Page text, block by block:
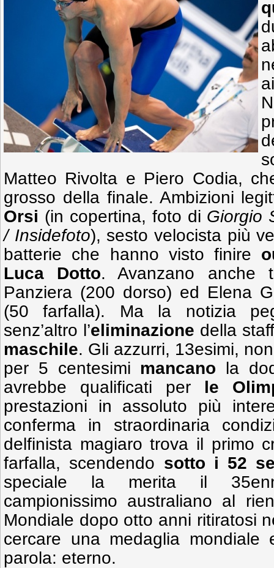
Matteo Rivolta e Piero Codia,
grosso della finale. Ambizioni
Orsi (in copertina, foto di Giorgio
/ Insidefoto), sesto velocista più
batterie che hanno visto finire
Luca Dotto. Avanzano anche
Panziera (200 dorso) ed Elena
(50 farfalla). Ma la notizia
senz’altro l’eliminazione della
maschile. Gli azzurri, 13esimi,
per 5 centesimi mancano la
avrebbe qualificati per le
prestazioni in assoluto più
conferma in straordinaria
delfinista magiaro trova il primo
farfalla, scendendo sotto i 52
speciale la merita il
campionissimo australiano al
Mondiale dopo otto anni ritiratosi
cercare una medaglia
parola: eterno.